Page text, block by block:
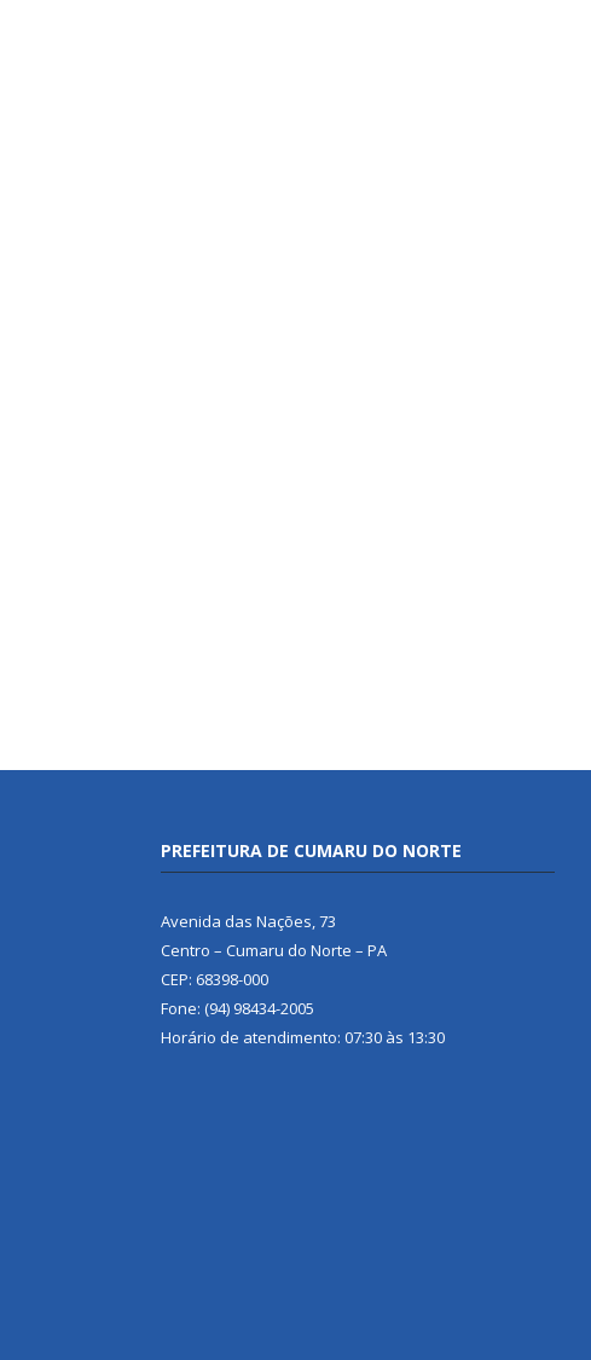
PREFEITURA DE CUMARU DO NORTE
Avenida das Nações, 73
Centro – Cumaru do Norte – PA
CEP: 68398-000
Fone: (94) 98434-2005
Horário de atendimento: 07:30 às 13:30